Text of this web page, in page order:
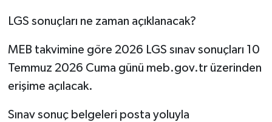
LGS sonuçları ne zaman açıklanacak?
MEB takvimine göre 2026 LGS sınav sonuçları 10
Temmuz 2026 Cuma günü meb.gov.tr üzerinden
erişime açılacak.
Sınav sonuç belgeleri posta yoluyla